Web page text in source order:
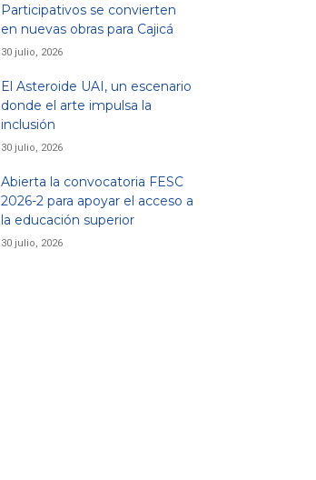
Participativos se convierten
en nuevas obras para Cajicá
30 julio, 2026
El Asteroide UAI, un escenario
donde el arte impulsa la
inclusión
30 julio, 2026
Abierta la convocatoria FESC
2026-2 para apoyar el acceso a
la educación superior
30 julio, 2026